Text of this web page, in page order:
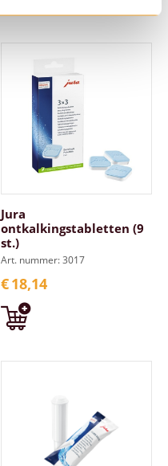
Jura
ontkalkingstabletten (9
st.)
Art. nummer: 3017
€18,14